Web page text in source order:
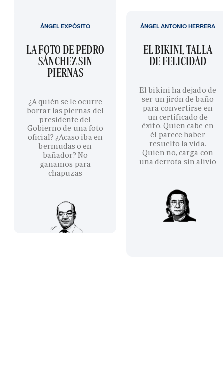
LA FOTO DE PEDRO
SÁNCHEZ SIN
PIERNAS
¿A quién se le ocurre
borrar las piernas del
presidente del
Gobierno de una foto
oficial? ¿Acaso iba en
bermudas o en
bañador? No
ganamos para
chapuzas
ÁNGEL EXPÓSITO
EL BIKINI, TALLA
DE FELICIDAD
El bikini ha dejado de
ser un jirón de baño
para convertirse en
un certificado de
éxito. Quien cabe en
él parece haber
resuelto la vida.
Quien no, carga con
una derrota sin alivio
ÁNGEL ANTONIO HERRERA